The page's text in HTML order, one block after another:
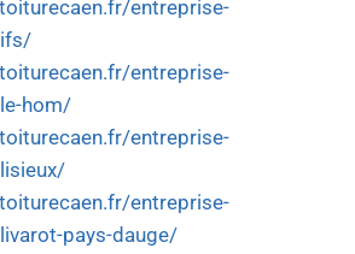
entreprise-
entreprise-
hom/
entreprise-
entreprise-
pays-dauge/